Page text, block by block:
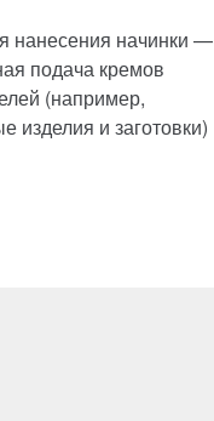
нанесения начинки —
подача кремов
(например,
изделия и заготовки)